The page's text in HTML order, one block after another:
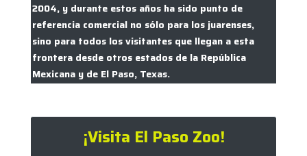
2004, y durante estos años ha sido punto de
referencia comercial no sólo para los juarenses,
sino para todos los visitantes que llegan a esta
frontera desde otros estados de la República
Mexicana y de El Paso, Texas.
¡Visita El Paso Zoo!